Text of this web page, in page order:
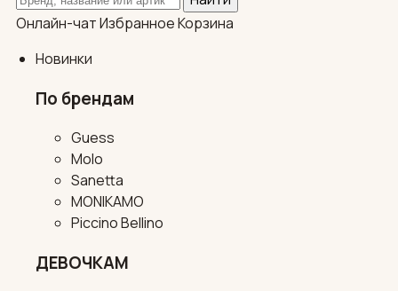
Онлайн-чатИзбранноеКорзина
Новинки
По брендам
Guess
Molo
Sanetta
MONIKAMO
Piccino Bellino
ДЕВОЧКАМ